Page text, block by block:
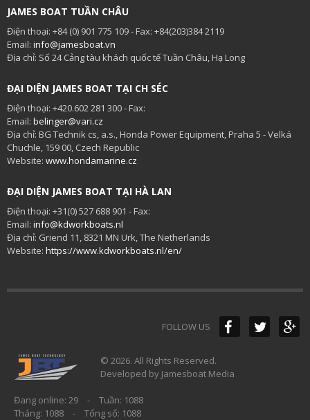
JAMES BOAT TUẦN CHÂU
Điện thoại: +84 (0) 901 775 109 - Fax: +84(203)384 2119
Email: info@jamesboat.vn
Địa chỉ: Số 24 Cảng tàu khách quốc tế Tuần Châu, Hạ Long
ĐẠI DIỆN JAMES BOAT TẠI CH SÉC
Điện thoại: +420.602 281 300 - Fax:
Email: belinger@vari.cz
Địa chỉ: BG Technik cs, a.s., Honda Power Equipment, Praha 5 - Velká
Chuchle, 159 00, Czech Republic
Website: www.hondamarine.cz
ĐẠI DIỆN JAMES BOAT TẠI HÀ LAN
Điện thoại: +31(0) 527 688 901 - Fax:
Email: info@kdworkboats.nl
Địa chỉ: Griend 11, 8321 MN Urk, The Netherlands
Website: https://www.kdworkboats.nl/en/
FOLLOW US
© 2026. All Rights Reserved.
Developed by Jamesboat Media
Đang online: 29 -
Tuần: 1088
Tháng: 1088
- Tổng số: 1088